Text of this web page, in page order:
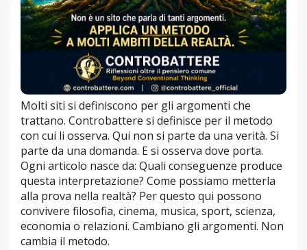
Molti siti si definiscono per gli argomenti che
trattano. Controbattere si definisce per il metodo
con cui li osserva. Qui non si parte da una verità. Si
parte da una domanda. E si osserva dove porta.
Ogni articolo nasce da: Quali conseguenze produce
questa interpretazione? Come possiamo metterla
alla prova nella realtà? Per questo qui possono
convivere filosofia, cinema, musica, sport, scienza,
economia o relazioni. Cambiano gli argomenti. Non
cambia il metodo.